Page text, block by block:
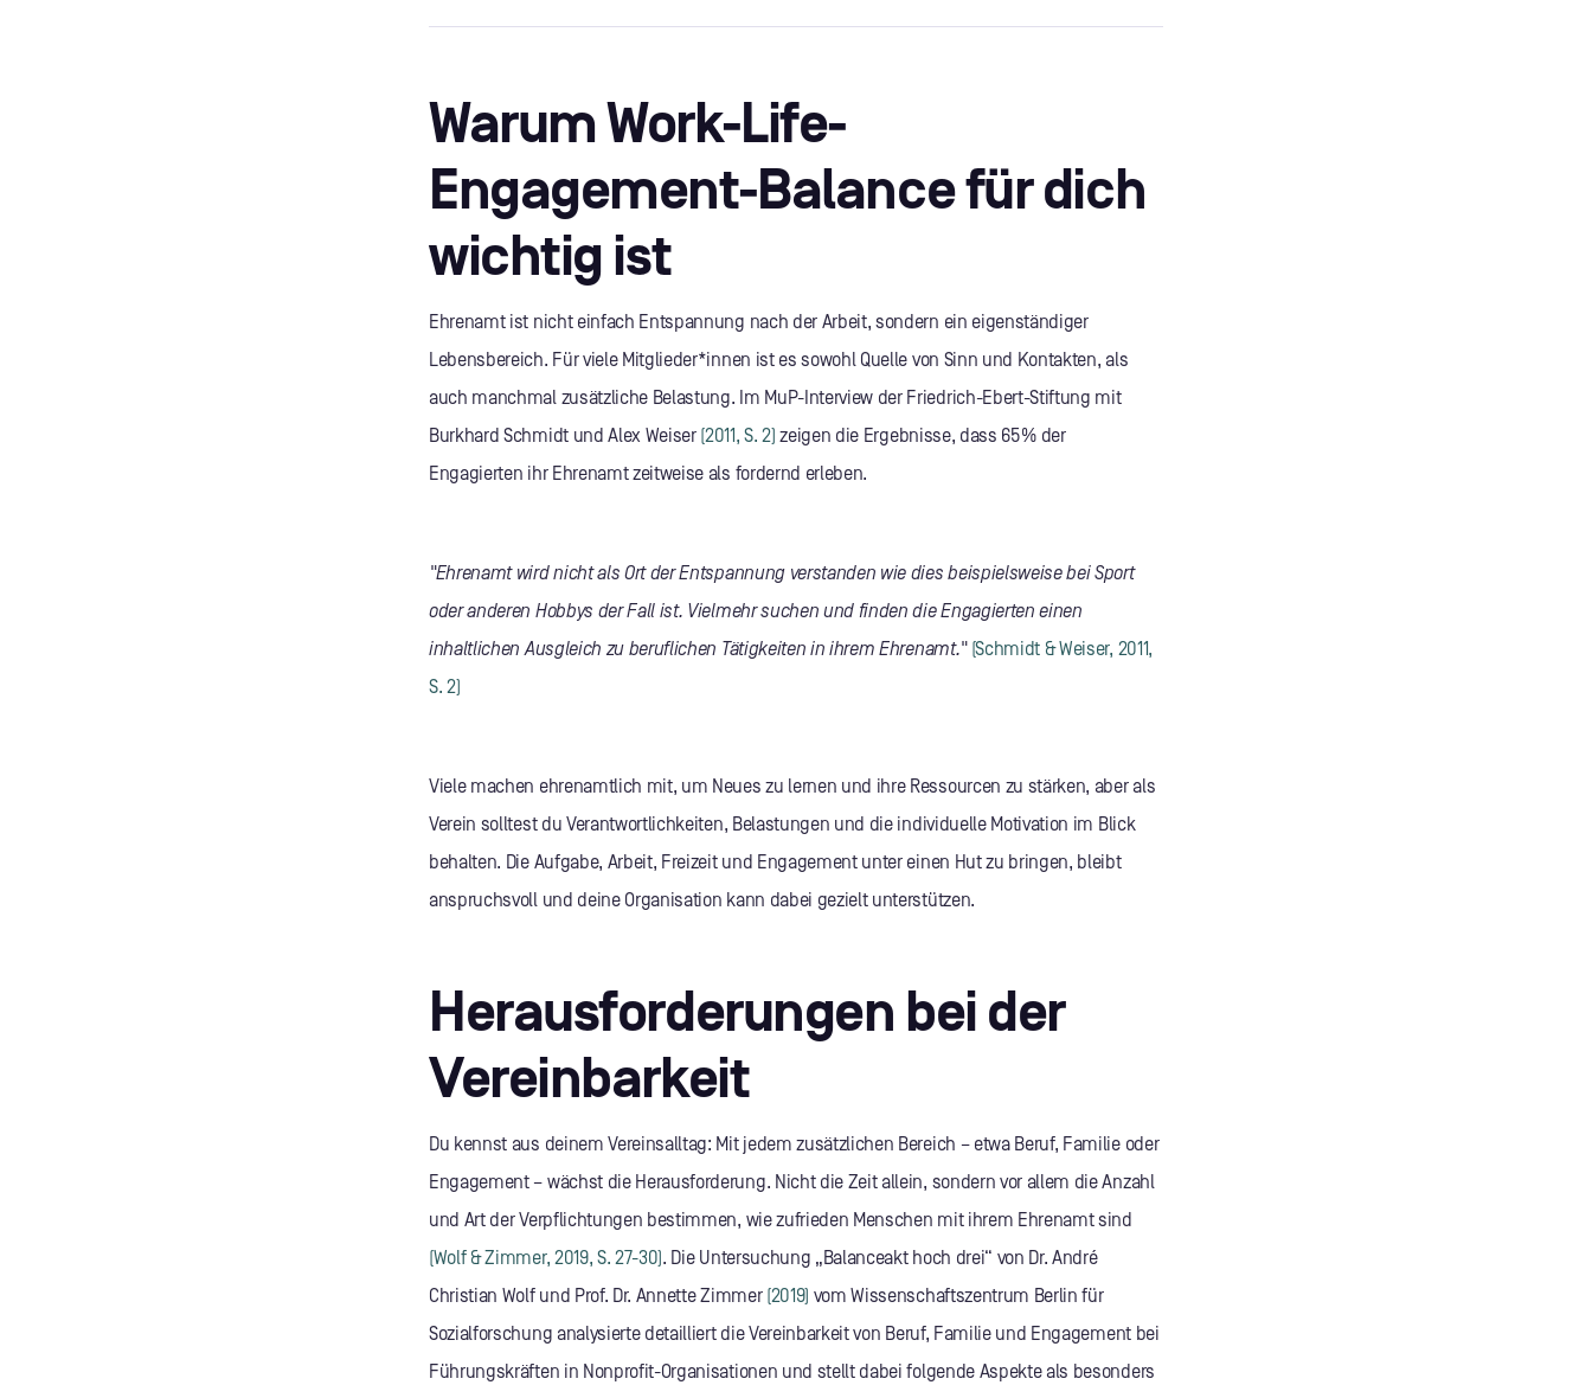
Warum Work-Life-
Engagement-Balance für dich
wichtig ist
Ehrenamt ist nicht einfach Entspannung nach der Arbeit, sondern ein eigenständiger
Lebensbereich. Für viele Mitglieder*innen ist es sowohl Quelle von Sinn und Kontakten, als
auch manchmal zusätzliche Belastung. Im MuP-Interview der Friedrich-Ebert-Stiftung mit
Burkhard Schmidt und Alex Weiser (2011, S. 2) zeigen die Ergebnisse, dass 65 % der
Engagierten ihr Ehrenamt zeitweise als fordernd erleben.
"Ehrenamt wird nicht als Ort der Entspannung verstanden wie dies beispielsweise bei Sport
oder anderen Hobbys der Fall ist. Vielmehr suchen und finden die Engagierten einen
inhaltlichen Ausgleich zu beruflichen Tätigkeiten in ihrem Ehrenamt." (Schmidt & Weiser, 2011,
S. 2)
Viele machen ehrenamtlich mit, um Neues zu lernen und ihre Ressourcen zu stärken, aber als
Verein solltest du Verantwortlichkeiten, Belastungen und die individuelle Motivation im Blick
behalten. Die Aufgabe, Arbeit, Freizeit und Engagement unter einen Hut zu bringen, bleibt
anspruchsvoll und deine Organisation kann dabei gezielt unterstützen.
Herausforderungen bei der
Vereinbarkeit
Du kennst aus deinem Vereinsalltag: Mit jedem zusätzlichen Bereich – etwa Beruf, Familie oder
Engagement – wächst die Herausforderung. Nicht die Zeit allein, sondern vor allem die Anzahl
und Art der Verpflichtungen bestimmen, wie zufrieden Menschen mit ihrem Ehrenamt sind
(Wolf & Zimmer, 2019, S. 27-30). Die Untersuchung „Balanceakt hoch drei“ von Dr. André
Christian Wolf und Prof. Dr. Annette Zimmer (2019) vom Wissenschaftszentrum Berlin für
Sozialforschung analysierte detailliert die Vereinbarkeit von Beruf, Familie und Engagement bei
Führungskräften in Nonprofit-Organisationen und stellt dabei folgende Aspekte als besonders